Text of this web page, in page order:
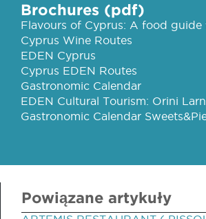
Brochures (pdf)
Flavours of Cyprus: A food guide
Cyprus Wine Routes
EDEN Cyprus
Cyprus EDEN Routes
Gastronomic Calendar
EDEN Cultural Tourism: Orini
Gastronomic Calendar
Powiązane artykuły